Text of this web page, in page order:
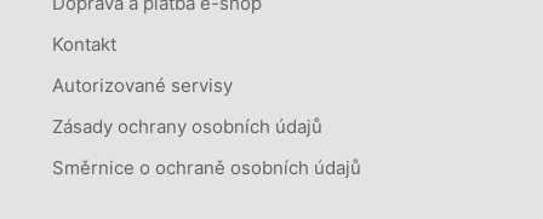
Kontakt
Autorizované servisy
Zásady ochrany osobních údajů
Směrnice o ochraně osobních údajů